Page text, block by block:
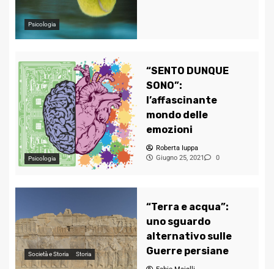
Psicologia
Psicologia
“SENTO DUNQUE
SONO”:
l’affascinante
mondo delle
emozioni
Roberta Iuppa
Giugno 25, 2021
0
Società e Storia Storia
“Terra e acqua”:
uno sguardo
alternativo sulle
Guerre persiane